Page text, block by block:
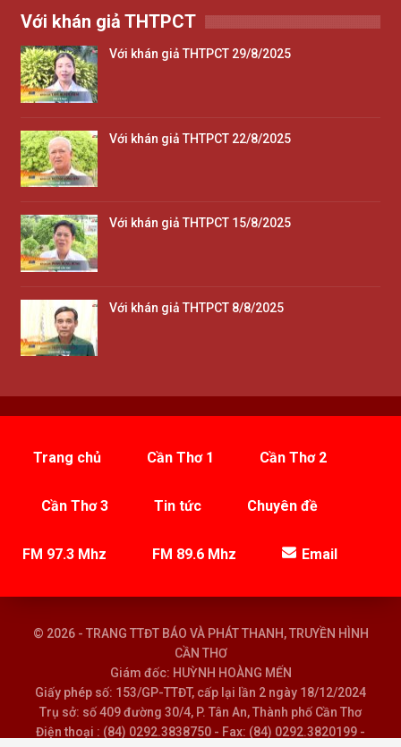
Với khán giả THTPCT
Với khán giả THTPCT 29/8/2025
Với khán giả THTPCT 22/8/2025
Với khán giả THTPCT 15/8/2025
Với khán giả THTPCT 8/8/2025
Trang chủ Cần Thơ 1 Cần Thơ 2
Cần Thơ 3 Tin tức Chuyên đề
FM 97.3 Mhz FM 89.6 Mhz Email
© 2026 - TRANG TTĐT BÁO VÀ PHÁT THANH, TRUYỀN HÌNH
CẦN THƠ
Giám đốc: HUỲNH HOÀNG MẾN
Giấy phép số: 153/GP-TTĐT, cấp lại lần 2 ngày 18/12/2024
Trụ sở: số 409 đường 30/4, P. Tân An, Thành phố Cần Thơ
Điện thoại : (84) 0292.3838750 - Fax: (84) 0292.3820199 -